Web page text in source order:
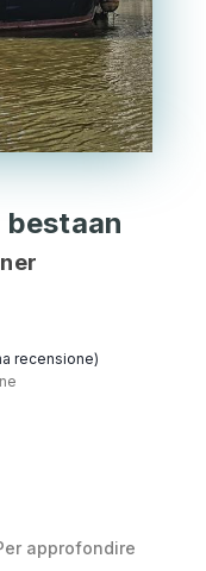
recensione)
approfondire